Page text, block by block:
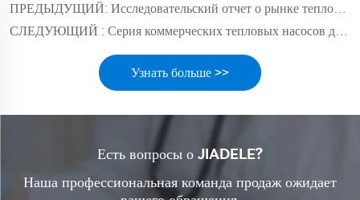
ПРЕДЫДУЩИЙ: Исследовательский отчет о рынке тепловых насосов в Европе (H1 2025)
СЛЕДУЮЩИЙ : Серия коммерческих тепловых насосов для горячего водоснабжения JIADELE R410a
Узнать больше >>
Есть вопросы о JIADELE?
Наша профессиональная команда продаж ожидает